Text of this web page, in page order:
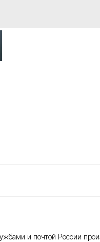
и почтой России